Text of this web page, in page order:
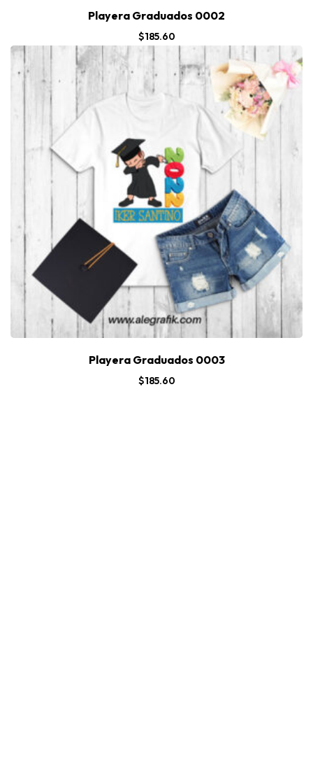
Playera Graduados 0002
$185.60
Playera Graduados 0003
$185.60